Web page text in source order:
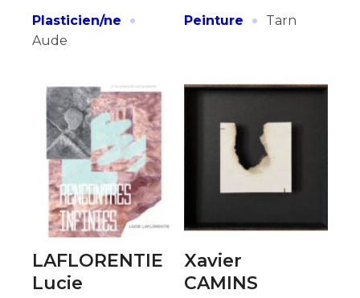
Plasticien/ne
·
Aude
Peinture
· Tarn
LAFLORENTIE
Lucie
Xavier
CAMINS